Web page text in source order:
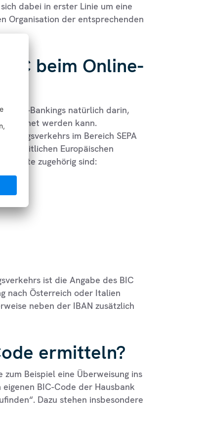
dabei in erster Linie um eine
Organisation der entsprechenden
beim Online-
Bankings natürlich darin,
werden kann.
im Bereich SEPA
einheitlichen Europäischen
zugehörig sind:
ist die Angabe des BIC
nach Österreich oder Italien
neben der IBAN zusätzlich
ermitteln?
Beispiel eine Überweisung ins
BIC-Code der Hausbank
Dazu stehen insbesondere